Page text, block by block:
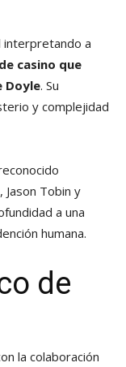
interpretando a
casino que
Doyle. Su
y complejidad
Jason Tobin y
a una
humana.
de
la colaboración